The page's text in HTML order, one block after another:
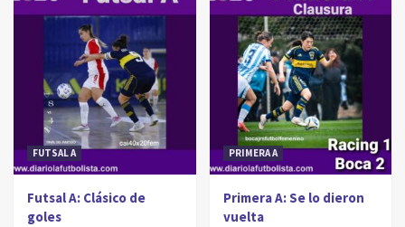
FUTSAL A
Futsal A: Clásico de
goles
PRIMERA A
Primera A: Se lo dieron
vuelta